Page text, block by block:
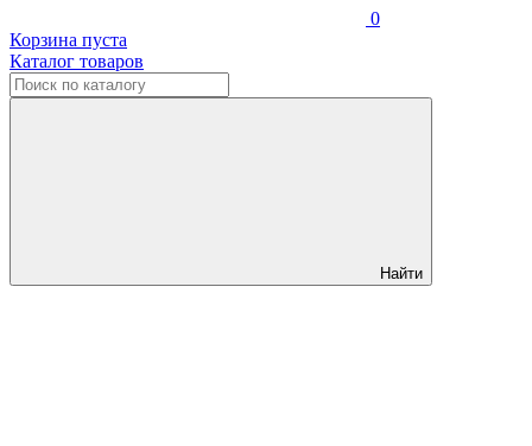
0
Корзина пуста
Каталог товаров
Найти